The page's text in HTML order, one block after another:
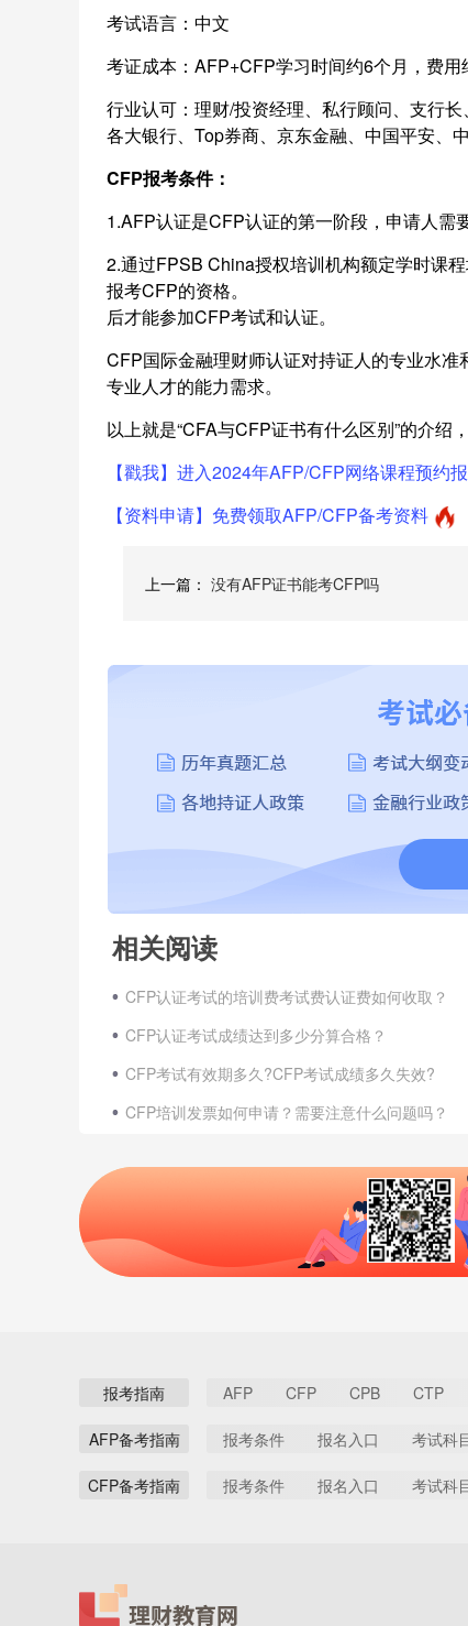
考试语言：中文
考证成本：AFP+CFP学习时间约6个月，费用
行业认可：理财/投资经理、私行顾问、支行
各大银行、Top券商、京东金融、中国平安、
CFP报考条件：
1.AFP认证是CFP认证的第一阶段，申请人需
2.通过FPSB China授权培训机构额定学时课
报考CFP的资格。
后才能参加CFP考试和认证。
CFP国际金融理财师认证对持证人的专业水
专业人才的能力需求。
以上就是“CFA与CFP证书有什么区别”的介绍
【戳我】进入2024年AFP/CFP网络课程预约
【资料申请】免费领取AFP/CFP备考资料
上一篇： 没有AFP证书能考CFP吗
相关阅读
CFP认证考试的培训费考试费认证费如何收取？
CFP认证考试成绩达到多少分算合格？
CFP考试有效期多久?CFP考试成绩多久失效?
CFP培训发票如何申请？需要注意什么问题吗？
报考指南 AFP CFP CPB CTP
AFP备考指南 报考条件 报名入口 考试科
CFP备考指南 报考条件 报名入口 考试科